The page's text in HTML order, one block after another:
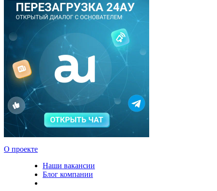
О проекте
Наши вакансии
Блог компании